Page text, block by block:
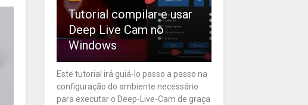
Tutorial compilar e usar
Deep Live Cam no
Windows
Este tutorial irá guiá-lo passo a passo na
configuração do ambiente necessário
para executar o Deep-Live-Cam de graça